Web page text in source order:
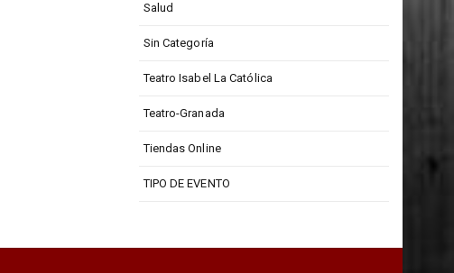
Salud
Sin Categoría
Teatro Isabel La Católica
Teatro-Granada
Tiendas Online
TIPO DE EVENTO